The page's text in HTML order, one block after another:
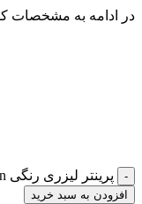
در ادامه به مشخصات
پرینتر لیزری رنگی HP LaserJet Pro M455dn عدد
افزودن به سبد خرید